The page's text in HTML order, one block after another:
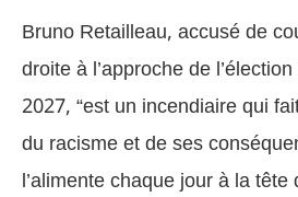
Bruno Retailleau, accusé de
droite à l’approche de
2027, “est un incendiaire qui
du racisme et de ses
l’alimente chaque jour à la